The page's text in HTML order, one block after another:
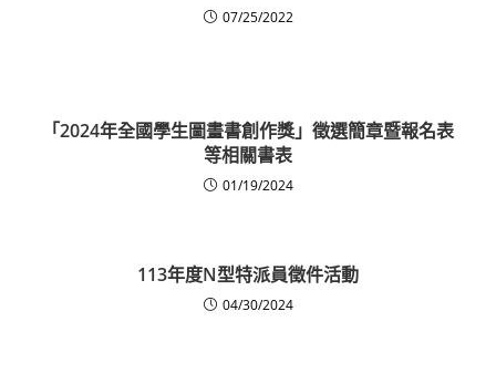
07/25/2022
「2024年全國學生圖畫書創作獎」徵選簡章暨報名表
等相關書表
01/19/2024
113年度N型特派員徵件活動
04/30/2024